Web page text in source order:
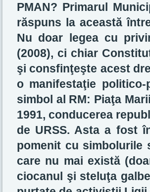
PMAN? Primarul
răspuns la această
Nu doar legea cu
(2008), ci chiar
şi consfinţeşte acest
o manifestaţie
simbol al RM: Piaţa
1991, conducerea
de URSS. Asta a fost
pomenit cu simbolurile
care nu mai există
ciocanul şi steluţa